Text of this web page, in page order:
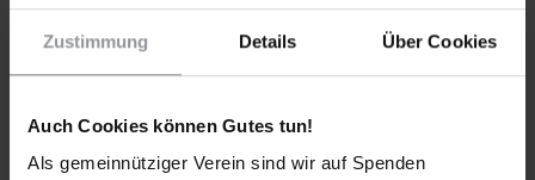
Zustimmung Details Über Cookies
Auch Cookies können Gutes tun!
Als gemeinnütziger Verein sind wir auf Spenden